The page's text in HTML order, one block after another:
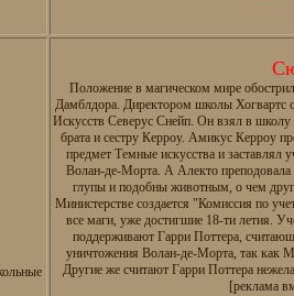
Положение в магическом мире
Дамблдора. Директором школы Хогвартс
Искусств Северус Снейп. Он взял в
брата и сестру Керроу. Амикус Керроу
предмет Темные искусства и заставлял
Волан-де-Морта. А Алекто преподовала
глупы и подобны животным, о чем
Министерстве создается "Комиссия по
все маги, уже достигшие 18-ти летия.
поддерживают Гарри Поттера,
уничтожения Волан-де-Морта, так как
Другие же считают Гарри Поттера
[реклама